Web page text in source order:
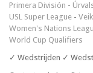
Primera División -
USL Super League -
Women's Nations
World Cup Qualifiers
✓ Wedstrijden ✓